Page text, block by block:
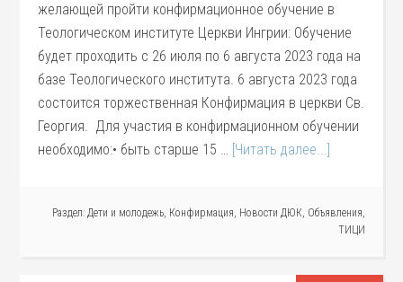
желающей пройти конфирмационное обучение в
Теологическом институте Церкви Ингрии: Обучение
будет проходить с 26 июля по 6 августа 2023 года на
базе Теологического института. 6 августа 2023 года
состоится торжественная Конфирмация в церкви Св.
Георгия. Для участия в конфирмационном обучении
необходимо:• быть старше 15 … [Читать далее...]
Раздел: Дети и молодежь, Конфирмация, Новости ДЮК, Объявления,
ТИЦИ